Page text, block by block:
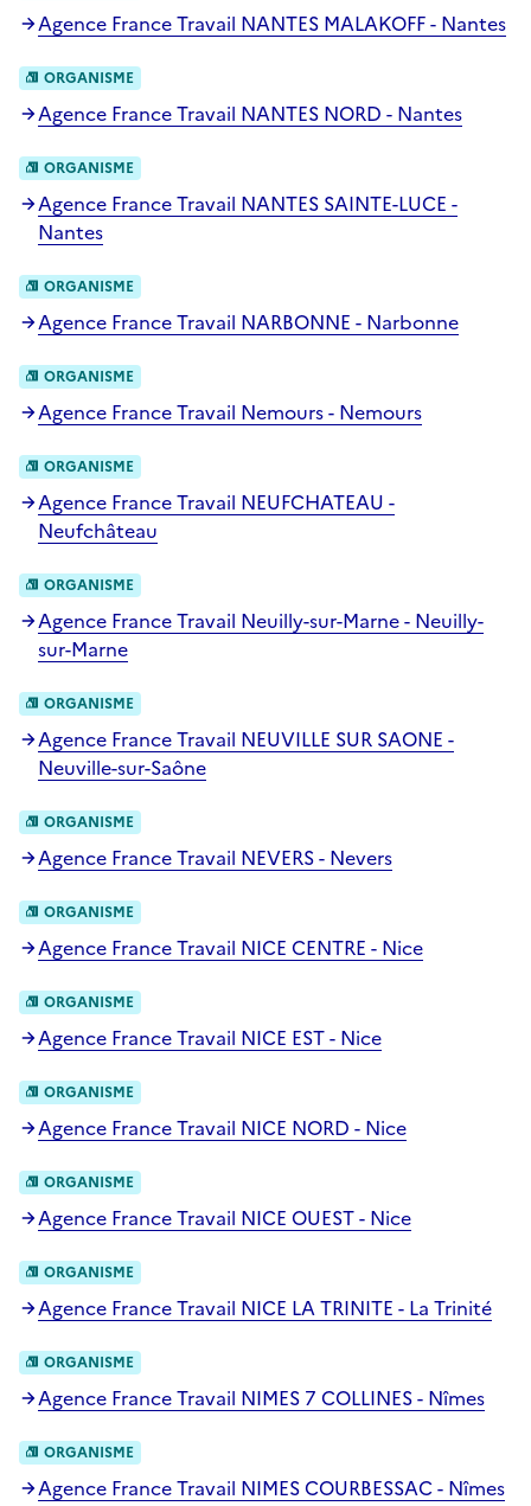
Agence France Travail NANTES MALAKOFF - Nantes
ORGANISME
Agence France Travail NANTES NORD - Nantes
ORGANISME
Agence France Travail NANTES SAINTE-LUCE -
Nantes
ORGANISME
Agence France Travail NARBONNE - Narbonne
ORGANISME
Agence France Travail Nemours - Nemours
ORGANISME
Agence France Travail NEUFCHATEAU -
Neufchâteau
ORGANISME
Agence France Travail Neuilly-sur-Marne - Neuilly-
sur-Marne
ORGANISME
Agence France Travail NEUVILLE SUR SAONE -
Neuville-sur-Saône
ORGANISME
Agence France Travail NEVERS - Nevers
ORGANISME
Agence France Travail NICE CENTRE - Nice
ORGANISME
Agence France Travail NICE EST - Nice
ORGANISME
Agence France Travail NICE NORD - Nice
ORGANISME
Agence France Travail NICE OUEST - Nice
ORGANISME
Agence France Travail NICE LA TRINITE - La Trinité
ORGANISME
Agence France Travail NIMES 7 COLLINES - Nîmes
ORGANISME
Agence France Travail NIMES COURBESSAC - Nîmes